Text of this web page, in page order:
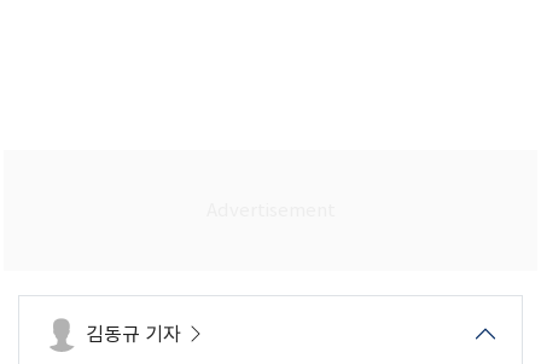
김동규 기자